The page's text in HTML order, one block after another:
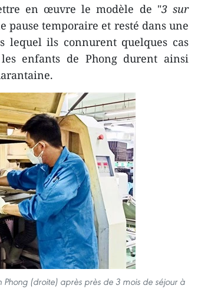
en œuvre le modèle de "3 sur
pause temporaire et resté dans une
lequel ils connurent quelques cas
enfants de Phong durent ainsi
(droite) après près de 3 mois de séjour à